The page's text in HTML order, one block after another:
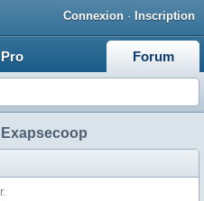
Connexion · Inscription
Forum